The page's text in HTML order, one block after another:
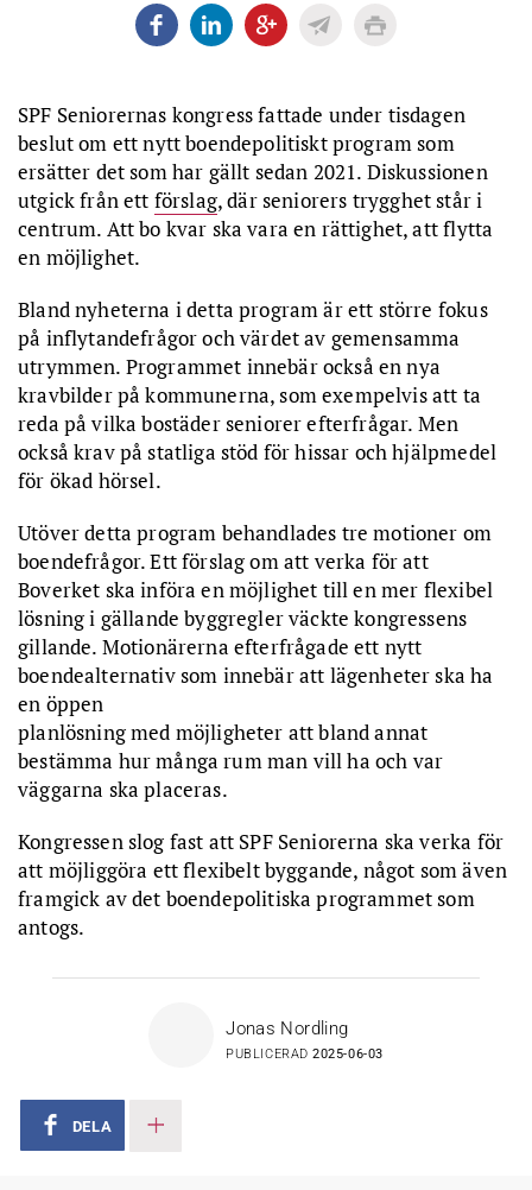
SPF Seniorernas kongress fattade under tisdagen
beslut om ett nytt boendepolitiskt program som
ersätter det som har gällt sedan 2021. Diskussionen
utgick från ett förslag, där seniorers trygghet står i
centrum. Att bo kvar ska vara en rättighet, att flytta
en möjlighet.
Bland nyheterna i detta program är ett större fokus
på inflytandefrågor och värdet av gemensamma
utrymmen. Programmet innebär också en nya
kravbilder på kommunerna, som exempelvis att ta
reda på vilka bostäder seniorer efterfrågar. Men
också krav på statliga stöd för hissar och hjälpmedel
för ökad hörsel.
Utöver detta program behandlades tre motioner om
boendefrågor. Ett förslag om att verka för att
Boverket ska införa en möjlighet till en mer flexibel
lösning i gällande byggregler väckte kongressens
gillande. Motionärerna efterfrågade ett nytt
boendealternativ som innebär att lägenheter ska ha
en öppen
planlösning med möjligheter att bland annat
bestämma hur många rum man vill ha och var
väggarna ska placeras.
Kongressen slog fast att SPF Seniorerna ska verka för
att möjliggöra ett flexibelt byggande, något som även
framgick av det boendepolitiska programmet som
antogs.
Jonas Nordling
PUBLICERAD2025-06-03
DELA